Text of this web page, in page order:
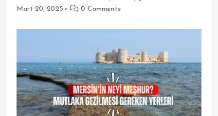
Mart 20, 2025
0 Comments